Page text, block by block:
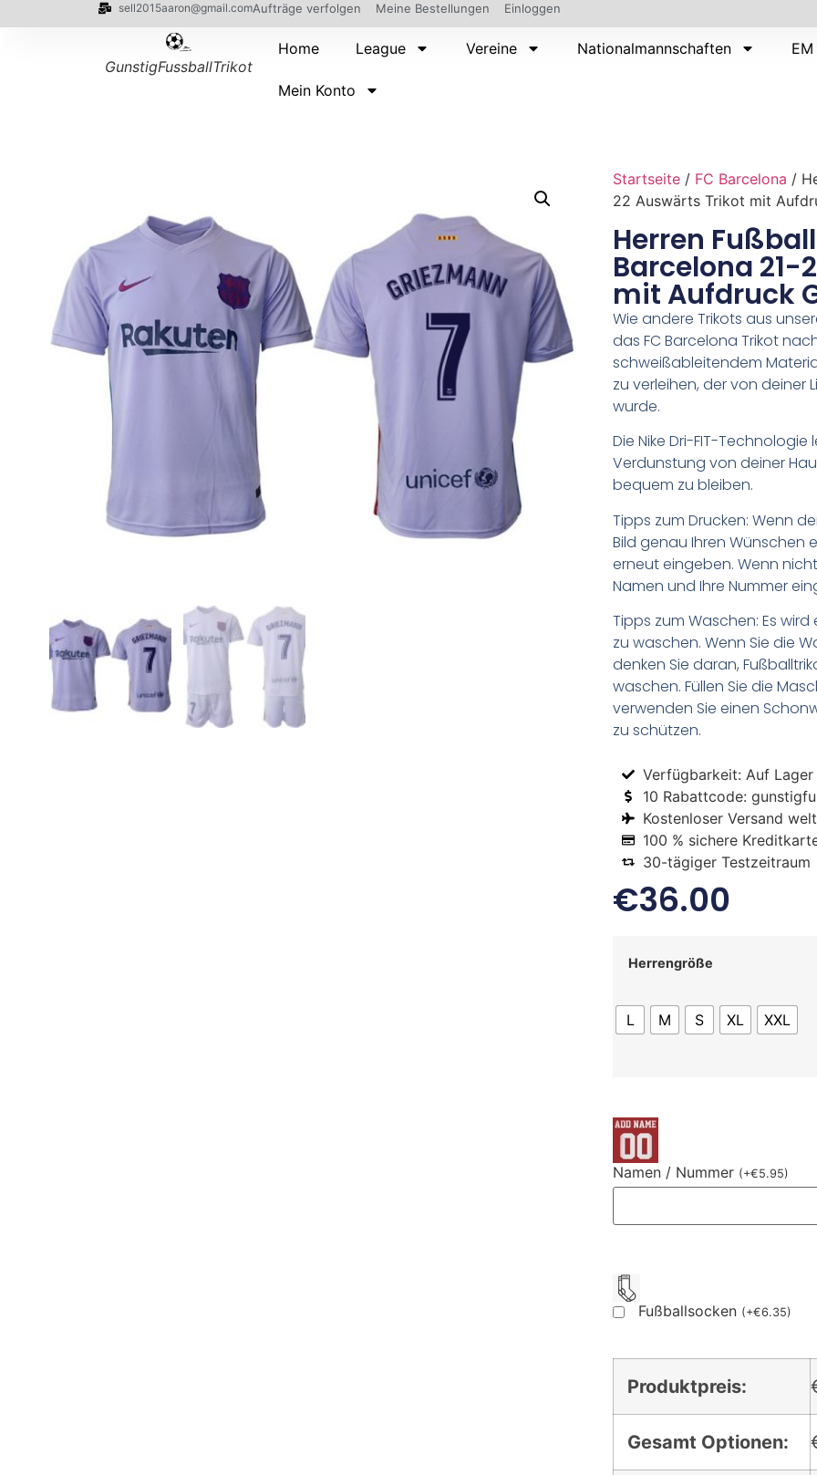
sell2015aaron@gmail.comAufträge verfolgen Meine Bestellungen Einloggen
GunstigFussballTrikot
Home League Vereine Nationalmannschaften
Mein Konto
Startseite / FC Barcelona /
22 Auswärts Trikot mit
Herren
Barcelona 21-
mit Aufdruck
Wie andere Trikots aus
das FC Barcelona Trikot
schweißableitendem
zu verleihen, der von deiner
wurde.
Die Nike Dri-FIT-
Verdunstung von deiner
bequem zu bleiben.
Tipps zum Drucken: Wenn
Bild genau Ihren Wünschen
erneut eingeben. Wenn
Namen und Ihre Nummer
Tipps zum Waschen: Es
zu waschen. Wenn Sie die
denken Sie daran,
waschen. Füllen Sie die
verwenden Sie einen
zu schützen.
Verfügbarkeit: Auf Lager
10 Rabattcode:
Kostenloser Versand
100 % sichere
30-tägiger Testzeitraum
€36.00
Herrengröße
L M S XL XXL
Namen / Nummer (+€5.95)
Fußballsocken (+€6.35)
Produktpreis:
Gesamt Optionen: